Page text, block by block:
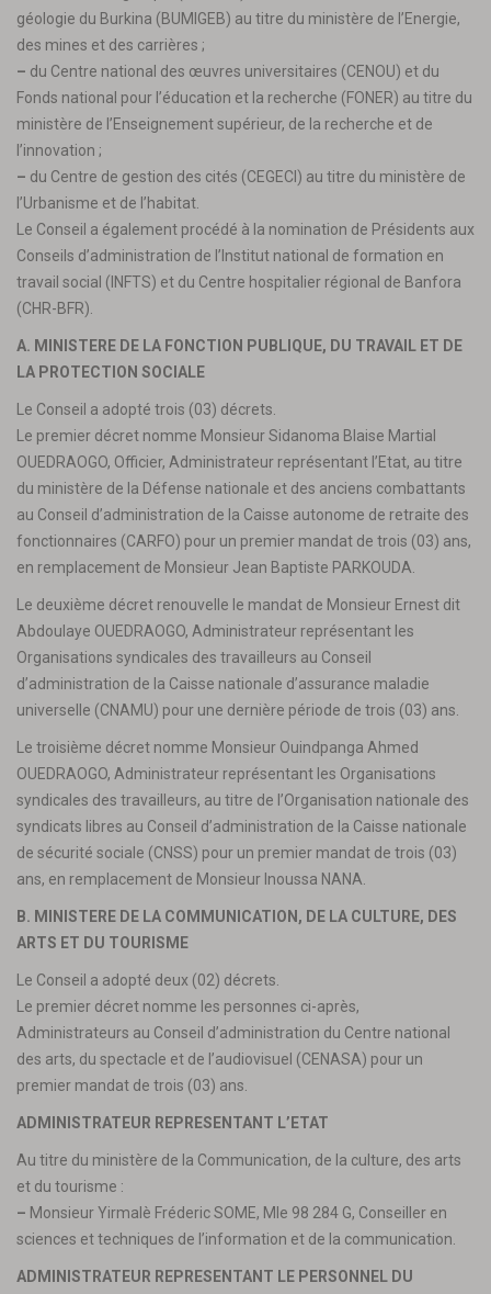
géologie du Burkina (BUMIGEB) au titre du ministère de l’Energie,
des mines et des carrières ;
– du Centre national des œuvres universitaires (CENOU) et du
Fonds national pour l’éducation et la recherche (FONER) au titre du
ministère de l’Enseignement supérieur, de la recherche et de
l’innovation ;
– du Centre de gestion des cités (CEGECI) au titre du ministère de
l’Urbanisme et de l’habitat.
Le Conseil a également procédé à la nomination de Présidents aux
Conseils d’administration de l’Institut national de formation en
travail social (INFTS) et du Centre hospitalier régional de Banfora
(CHR-BFR).
A. MINISTERE DE LA FONCTION PUBLIQUE, DU TRAVAIL ET DE
LA PROTECTION SOCIALE
Le Conseil a adopté trois (03) décrets.
Le premier décret nomme Monsieur Sidanoma Blaise Martial
OUEDRAOGO, Officier, Administrateur représentant l’Etat, au titre
du ministère de la Défense nationale et des anciens combattants
au Conseil d’administration de la Caisse autonome de retraite des
fonctionnaires (CARFO) pour un premier mandat de trois (03) ans,
en remplacement de Monsieur Jean Baptiste PARKOUDA.
Le deuxième décret renouvelle le mandat de Monsieur Ernest dit
Abdoulaye OUEDRAOGO, Administrateur représentant les
Organisations syndicales des travailleurs au Conseil
d’administration de la Caisse nationale d’assurance maladie
universelle (CNAMU) pour une dernière période de trois (03) ans.
Le troisième décret nomme Monsieur Ouindpanga Ahmed
OUEDRAOGO, Administrateur représentant les Organisations
syndicales des travailleurs, au titre de l’Organisation nationale des
syndicats libres au Conseil d’administration de la Caisse nationale
de sécurité sociale (CNSS) pour un premier mandat de trois (03)
ans, en remplacement de Monsieur Inoussa NANA.
B. MINISTERE DE LA COMMUNICATION, DE LA CULTURE, DES
ARTS ET DU TOURISME
Le Conseil a adopté deux (02) décrets.
Le premier décret nomme les personnes ci-après,
Administrateurs au Conseil d’administration du Centre national
des arts, du spectacle et de l’audiovisuel (CENASA) pour un
premier mandat de trois (03) ans.
ADMINISTRATEUR REPRESENTANT L’ETAT
Au titre du ministère de la Communication, de la culture, des arts
et du tourisme :
– Monsieur Yirmalè Fréderic SOME, Mle 98 284 G, Conseiller en
sciences et techniques de l’information et de la communication.
ADMINISTRATEUR REPRESENTANT LE PERSONNEL DU